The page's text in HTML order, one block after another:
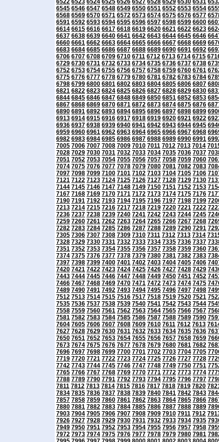
6522 6523 6524 6525 6526 6527 6528 6529 6530 6531
6545 6546 6547 6548 6549 6550 6551 6552 6553 6554
6568 6569 6570 6571 6572 6573 6574 6575 6576 6577
6591 6592 6593 6594 6595 6596 6597 6598 6599 6600
6614 6615 6616 6617 6618 6619 6620 6621 6622 6623
6637 6638 6639 6640 6641 6642 6643 6644 6645 6646
6660 6661 6662 6663 6664 6665 6666 6667 6668 6669
6683 6684 6685 6686 6687 6688 6689 6690 6691 6692
6706 6707 6708 6709 6710 6711 6712 6713 6714 6715
6729 6730 6731 6732 6733 6734 6735 6736 6737 6738
6752 6753 6754 6755 6756 6757 6758 6759 6760 6761
6775 6776 6777 6778 6779 6780 6781 6782 6783 6784
6798 6799 6800 6801 6802 6803 6804 6805 6806 6807
6821 6822 6823 6824 6825 6826 6827 6828 6829 6830
6844 6845 6846 6847 6848 6849 6850 6851 6852 6853
6867 6868 6869 6870 6871 6872 6873 6874 6875 6876
6890 6891 6892 6893 6894 6895 6896 6897 6898 6899
6913 6914 6915 6916 6917 6918 6919 6920 6921 6922
6936 6937 6938 6939 6940 6941 6942 6943 6944 6945
6959 6960 6961 6962 6963 6964 6965 6966 6967 6968
6982 6983 6984 6985 6986 6987 6988 6989 6990 6991
7005 7006 7007 7008 7009 7010 7011 7012 7013 7014
7028 7029 7030 7031 7032 7033 7034 7035 7036 7037
7051 7052 7053 7054 7055 7056 7057 7058 7059 7060
7074 7075 7076 7077 7078 7079 7080 7081 7082 7083
7097 7098 7099 7100 7101 7102 7103 7104 7105 7106
7121 7122 7123 7124 7125 7126 7127 7128 7129 7130
7144 7145 7146 7147 7148 7149 7150 7151 7152 7153
7167 7168 7169 7170 7171 7172 7173 7174 7175 7176
7190 7191 7192 7193 7194 7195 7196 7197 7198 7199
7213 7214 7215 7216 7217 7218 7219 7220 7221 7222
7236 7237 7238 7239 7240 7241 7242 7243 7244 7245
7259 7260 7261 7262 7263 7264 7265 7266 7267 7268
7282 7283 7284 7285 7286 7287 7288 7289 7290 7291
7305 7306 7307 7308 7309 7310 7311 7312 7313 7314
7328 7329 7330 7331 7332 7333 7334 7335 7336 7337
7351 7352 7353 7354 7355 7356 7357 7358 7359 7360
7374 7375 7376 7377 7378 7379 7380 7381 7382 7383
7397 7398 7399 7400 7401 7402 7403 7404 7405 7406
7420 7421 7422 7423 7424 7425 7426 7427 7428 7429
7443 7444 7445 7446 7447 7448 7449 7450 7451 7452
7466 7467 7468 7469 7470 7471 7472 7473 7474 7475
7489 7490 7491 7492 7493 7494 7495 7496 7497 7498
7512 7513 7514 7515 7516 7517 7518 7519 7520 7521
7535 7536 7537 7538 7539 7540 7541 7542 7543 7544
7558 7559 7560 7561 7562 7563 7564 7565 7566 7567
7581 7582 7583 7584 7585 7586 7587 7588 7589 7590
7604 7605 7606 7607 7608 7609 7610 7611 7612 7613
7627 7628 7629 7630 7631 7632 7633 7634 7635 7636
7650 7651 7652 7653 7654 7655 7656 7657 7658 7659
7673 7674 7675 7676 7677 7678 7679 7680 7681 7682
7696 7697 7698 7699 7700 7701 7702 7703 7704 7705
7719 7720 7721 7722 7723 7724 7725 7726 7727 7728
7742 7743 7744 7745 7746 7747 7748 7749 7750 7751
7765 7766 7767 7768 7769 7770 7771 7772 7773 7774
7788 7789 7790 7791 7792 7793 7794 7795 7796 7797
7811 7812 7813 7814 7815 7816 7817 7818 7819 7820
7834 7835 7836 7837 7838 7839 7840 7841 7842 7843
7857 7858 7859 7860 7861 7862 7863 7864 7865 7866
7880 7881 7882 7883 7884 7885 7886 7887 7888 7889
7903 7904 7905 7906 7907 7908 7909 7910 7911 7912
7926 7927 7928 7929 7930 7931 7932 7933 7934 7935
7949 7950 7951 7952 7953 7954 7955 7956 7957 7958
7972 7973 7974 7975 7976 7977 7978 7979 7980 7981